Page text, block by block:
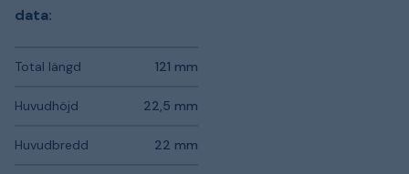
data:
Total längd 121 mm
Huvudhöjd 22,5 mm
Huvudbredd 22 mm